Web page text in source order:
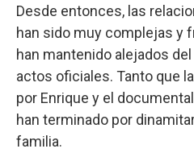
Desde entonces, las
han sido muy complejas y
han mantenido alejados
actos oficiales. Tanto que
por Enrique y el
han terminado por
familia.